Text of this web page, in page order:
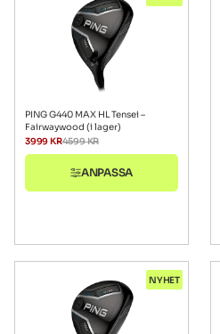
PING G440 MAX HL Tensei –
Fairwaywood (i lager)
4599KR
3999KR
ANPASSA
NYHET